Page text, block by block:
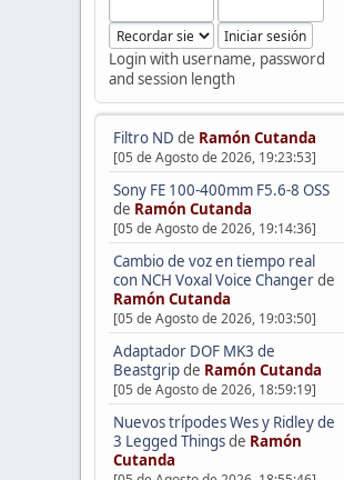
Login with username, password
and session length
Filtro ND de Ramón Cutanda
[05 de Agosto de 2026, 19:23:53]
Sony FE 100-400mm F5.6-8 OSS
de Ramón Cutanda
[05 de Agosto de 2026, 19:14:36]
Cambio de voz en tiempo real
con NCH Voxal Voice Changerde
Ramón Cutanda
[05 de Agosto de 2026, 19:03:50]
Adaptador DOF MK3 de
Beastgripde Ramón Cutanda
[05 de Agosto de 2026, 18:59:19]
Nuevos trípodes Wes y Ridley de
3 Legged Thingsde Ramón
Cutanda